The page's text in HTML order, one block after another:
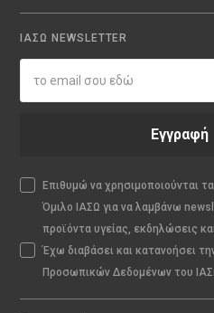
ΙΑΣΩ NEWSLETTER
Εγγραφή
Επιθυμώ να χρησιμοποιούνται
Όμιλο ΙΑΣΩ για να λαμβάνω
προϊόντα υγείας, εκδηλώσεις
Έχω διαβάσει και κατανοήσει
Προσωπικών Δεδομένων του